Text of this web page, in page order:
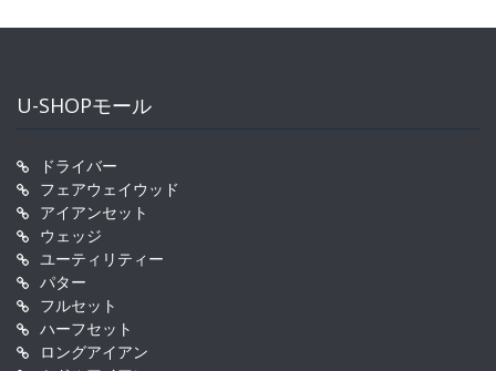
U-SHOPモール
ドライバー
フェアウェイウッド
アイアンセット
ウェッジ
ユーティリティー
パター
フルセット
ハーフセット
ロングアイアン